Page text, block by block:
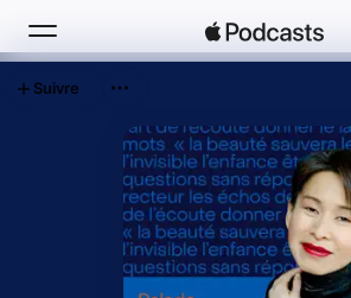
Nouveautés
Palmarès
Suivre